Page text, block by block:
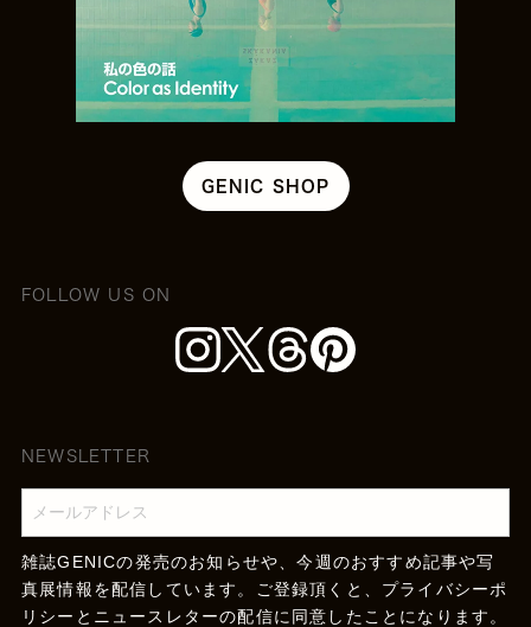
GENIC SHOP
FOLLOW US ON
NEWSLETTER
雑誌GENICの発売のお知らせや、今週のおすすめ記事や写
真展情報を配信しています。ご登録頂くと、 プライバシーポ
リシー とニュースレターの配信に同意したことになります。